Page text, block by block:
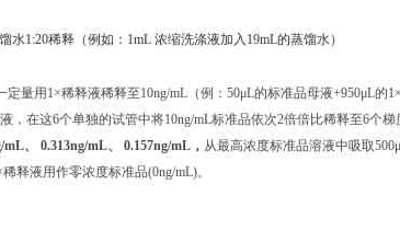
1:20稀释（例如：1mL 浓缩洗涤液加入19mL的蒸馏水）
定量用1×稀释液稀释至10ng/mL（例：50μL的标准品母液+950μL的
，在这6个单独的试管中将10ng/mL标准品依次2倍倍比稀释至6个梯
、 0.313ng/mL、 0.157ng/mL， 从最高浓度标准品溶液中吸取
释液用作零浓度标准品(0ng/mL)。